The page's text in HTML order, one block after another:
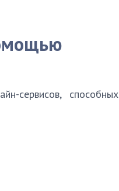
сервисов, способных